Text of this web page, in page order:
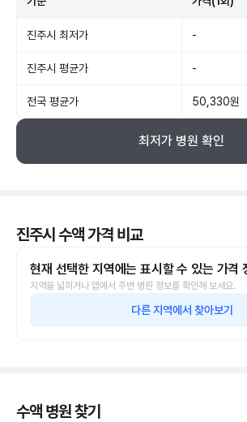
진주시 최저가 -
진주시 평균가 -
전국 평균가 50,330원
최저가 병원 확인
진주시 수액 가격 비교
현재 선택한 지역에는 표시할 수 있는 가격
지역을 넓히거나 앱에서 주변 병원 정보를 확인해 보세요.
다른 지역에서 찾아보기
수액 병원 찾기